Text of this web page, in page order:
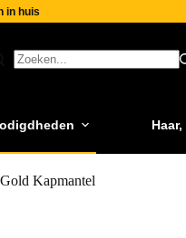
in huis
Kapmantel